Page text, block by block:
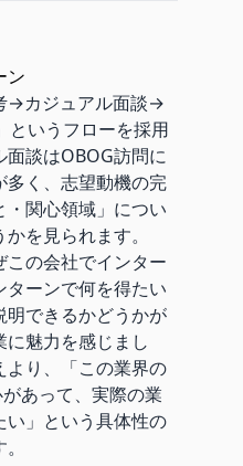
ン
→カジュアル面談→
というフローを採用
面談はOBOG訪問に
多く、志望動機の完
関心領域」につい
を見られます。
の会社でインター
ターンで何を得たい
明できるかどうかが
魅力を感じまし
より、「この業界の
って、実際の業
」という具体性の